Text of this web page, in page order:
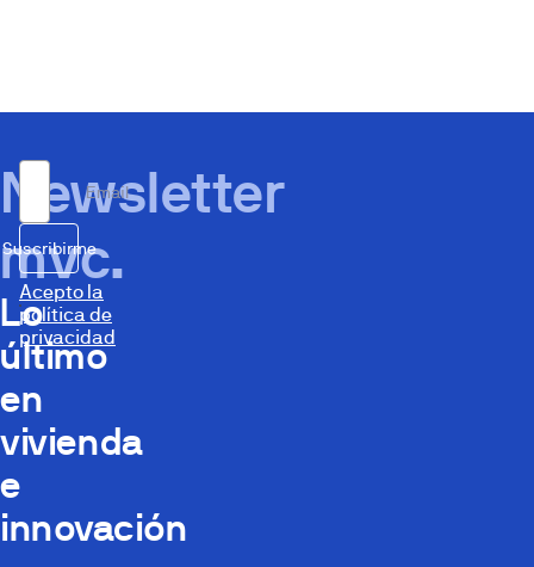
Newsletter
mvc.
Lo
último
en
vivienda
e
innovación
Email
Suscribirme
Acepto la
política de
privacidad